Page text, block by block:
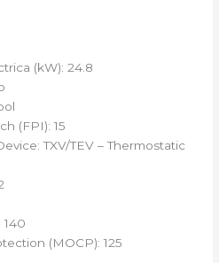
(kW): 24.8
(FPI): 15
TXV/TEV – Thermostatic
140
(MOCP): 125